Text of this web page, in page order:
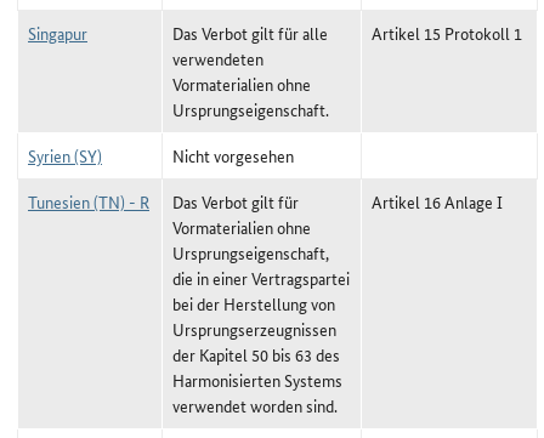
Singapur
Das Verbot gilt für alle
verwendeten
Vormaterialien ohne
Ursprungseigenschaft.
Artikel 15 Protokoll 1
Syrien (SY)
Nicht vorgesehen
Tunesien (TN) - R
Das Verbot gilt für
Vormaterialien ohne
Ursprungseigenschaft,
die in einer Vertragspartei
bei der Herstellung von
Ursprungserzeugnissen
der Kapitel 50 bis 63 des
Harmonisierten Systems
verwendet worden sind.
Artikel 16 Anlage I